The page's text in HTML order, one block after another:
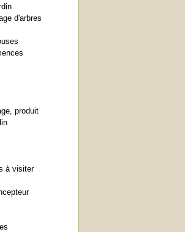
d'arbres
produit
à visiter